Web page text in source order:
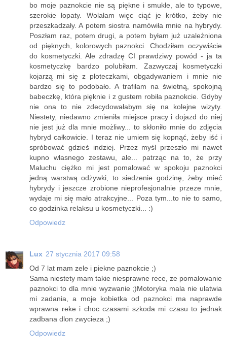
bo moje paznokcie nie są piękne i smukłe, ale to typowe,
szerokie łopaty. Wolałam więc ciąć je krótko, żeby nie
przeszkadzały. A potem siostra namówiła mnie na hybrydy.
Poszłam raz, potem drugi, a potem byłam już uzależniona
od pięknych, kolorowych paznokci. Chodziłam oczywiście
do kosmetyczki. Ale zdradzę CI prawdziwy powód - ja ta
kosmetyczkę bardzo polubiłam. Zazwyczaj kosmetyczki
kojarzą mi się z ploteczkami, obgadywaniem i mnie nie
bardzo się to podobało. A trafiłam na świetną, spokojną
babeczkę, która pięknie i z gustem robiła paznokcie. Gdyby
nie ona to nie zdecydowałabym się na kolejne wizyty.
Niestety, niedawno zmieniła miejsce pracy i dojazd do niej
nie jest już dla mnie możliwy... to skłoniło mnie do zdjęcia
hybryd całkowicie. I teraz nie umiem się kopnąć, żeby iść i
spróbować gdzieś indziej. Przez myśl przeszło mi nawet
kupno własnego zestawu, ale... patrząc na to, że przy
Maluchu ciężko mi jest pomalować w spokoju paznokci
jedną warstwą odżywki, to siedzenie godzinę, żeby mieć
hybrydy i jeszcze zrobione nieprofesjonalnie przeze mnie,
wydaje mi się mało atrakcyjne... Poza tym...to nie to samo,
co godzinka relaksu u kosmetyczki... :)
Odpowiedz
Lux 27 stycznia 2017 09:58
Od 7 lat mam zele i piekne paznokcie ;)
Sama niestety mam takie niesprawne rece, ze pomalowanie
paznokci to dla mnie wyzwanie ;)Motoryka mala nie ulatwia
mi zadania, a moje kobietka od paznokci ma naprawde
wprawna reke i choc czasami szkoda mi czasu to jednak
zadbana dlon zwycieza ;)
Odpowiedz